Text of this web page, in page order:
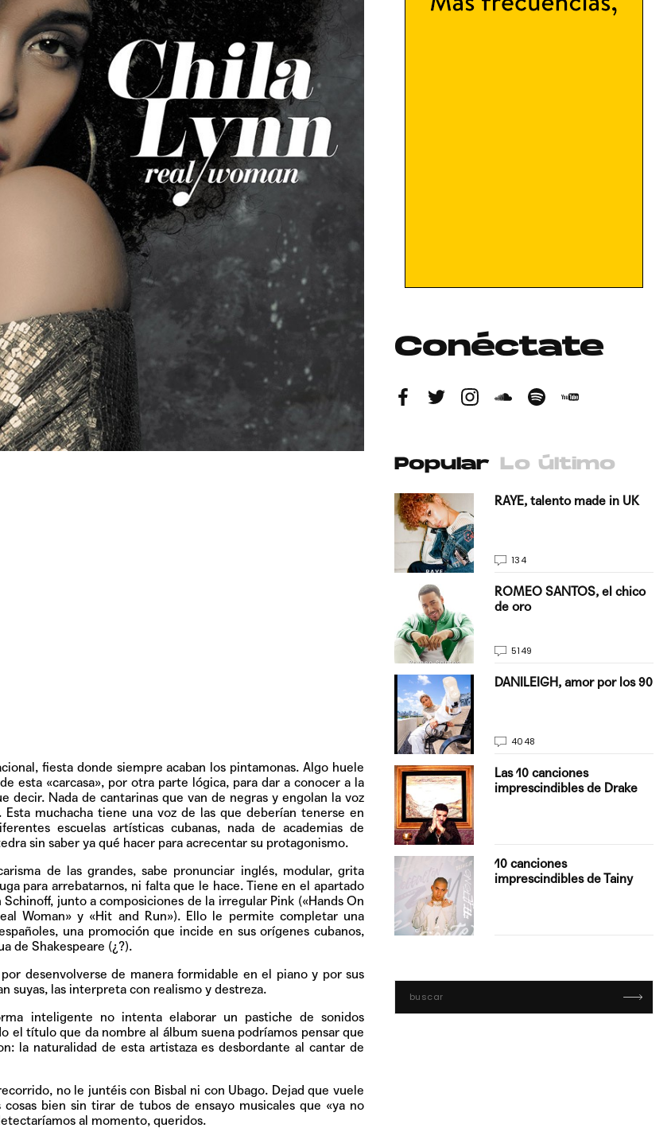
fiesta donde siempre acaban los pintamonas. Algo huele
esta «carcasa», por otra parte lógica, para dar a conocer a la
decir. Nada de cantarinas que van de negras y engolan la voz
muchacha tiene una voz de las que deberían tenerse en
escuelas artísticas cubanas, nada de academias de
sin saber ya qué hacer para acrecentar su protagonismo.
de las grandes, sabe pronunciar inglés, modular, grita
para arrebatarnos, ni falta que le hace. Tiene en el apartado
junto a composiciones de la irregular Pink («Hands On
Woman» y «Hit and Run»). Ello le permite completar una
una promoción que incide en sus orígenes cubanos,
de Shakespeare (¿?).
desenvolverse de manera formidable en el piano y por sus
suyas, las interpreta con realismo y destreza.
inteligente no intenta elaborar un pastiche de sonidos
el título que da nombre al álbum suena podríamos pensar que
la naturalidad de esta artistaza es desbordante al cantar de
no le juntéis con Bisbal ni con Ubago. Dejad que vuele
bien sin tirar de tubos de ensayo musicales que «ya no
al momento, queridos.
Conéctate
Popular Lo último
GRIFF, el futuro del
Pop
sobre 'Bucle', el…
RAYE, talento made in UK
134
ROMEO SANTOS, el chico
de oro
5149
DANILEIGH, amor por los 90
4048
Las 10 canciones
imprescindibles de Drake
10 canciones
imprescindibles de Tainy